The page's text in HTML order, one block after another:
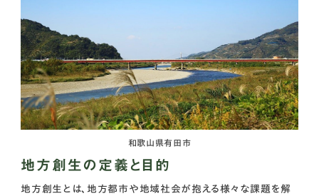
和歌山県有田市
地方創生の定義と目的
地方創生とは、地方都市や地域社会が抱える様々な課題を解